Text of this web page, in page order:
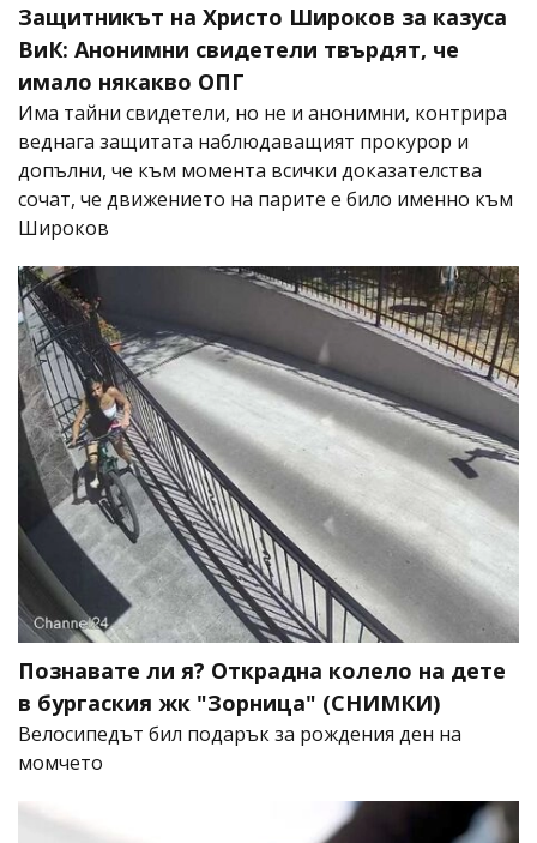
Защитникът на Христо Широков за казуса
ВиК: Анонимни свидетели твърдят, че
имало някакво ОПГ
Има тайни свидетели, но не и анонимни, контрира
веднага защитата наблюдаващият прокурор и
допълни, че към момента всички доказателства
сочат, че движението на парите е било именно към
Широков
Познавате ли я? Открадна колело на дете
в бургаския жк "Зорница" (СНИМКИ)
Велосипедът бил подарък за рождения ден на
момчето